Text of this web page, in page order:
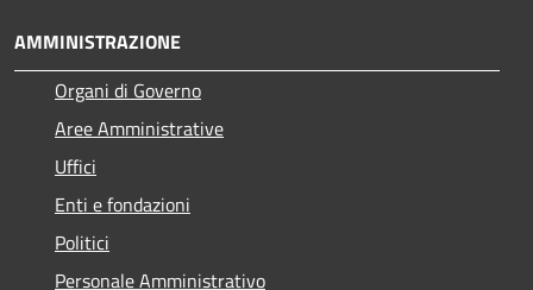
AMMINISTRAZIONE
Organi di Governo
Aree Amministrative
Uffici
Enti e fondazioni
Politici
Personale Amministrativo